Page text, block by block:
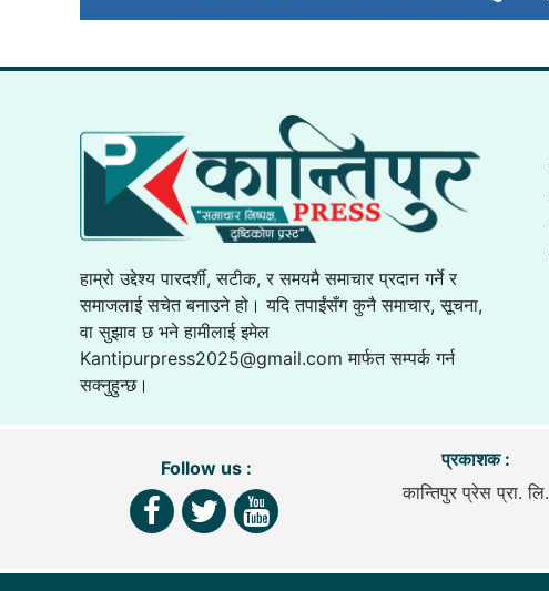
हाम्रो उद्देश्य पारदर्शी, सटीक, र समयमै समाचार प्रदान गर्ने र
समाजलाई सचेत बनाउने हो। यदि तपाईंसँग कुनै समाचार, सूचना,
वा सुझाव छ भने हामीलाई इमेल
Kantipurpress2025@gmail.com मार्फत सम्पर्क गर्न
सक्नुहुन्छ।
Follow us :
प्रकाशक :
कान्तिपुर प्रेस प्रा. लि.